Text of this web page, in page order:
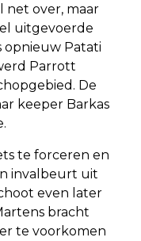
net over, maar
uitgevoerde
opnieuw Patati
Parrott
De
keeper Barkas
te forceren en
invalbeurt uit
even later
bracht
te voorkomen